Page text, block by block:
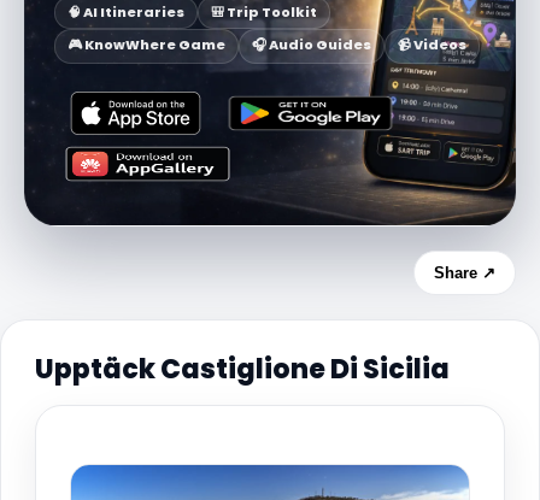
🧠 AI Itineraries
🎒 Trip Toolkit
🎮 KnowWhere Game
🎧 Audio Guides 📹 Videos
Share ↗
Upptäck Castiglione Di Sicilia